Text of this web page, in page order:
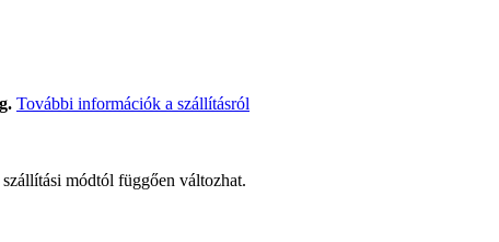
További információk a szállításról
módtól függően változhat.